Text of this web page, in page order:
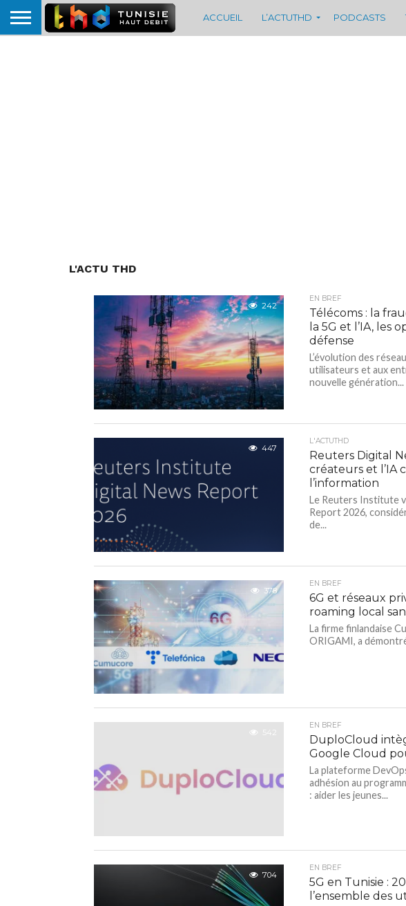
ACCUEIL L’ACTUTHD PODCASTS
L'ACTU THD
242
EN BREF
Télécoms : la
la 5G et l’IA, les
défense
L’évolution des
utilisateurs et aux
nouvelle génération...
447
L'ACTUTHD
Reuters Digital
créateurs et l’IA
l’information
Le Reuters Institute
Report 2026,
de...
378
EN BREF
6G et réseaux
roaming local
La firme finlandaise
ORIGAMI, a
542
EN BREF
DuploCloud
Google Cloud
La plateforme
adhésion au
: aider les jeunes...
704
EN BREF
5G en Tunisie :
l’ensemble des